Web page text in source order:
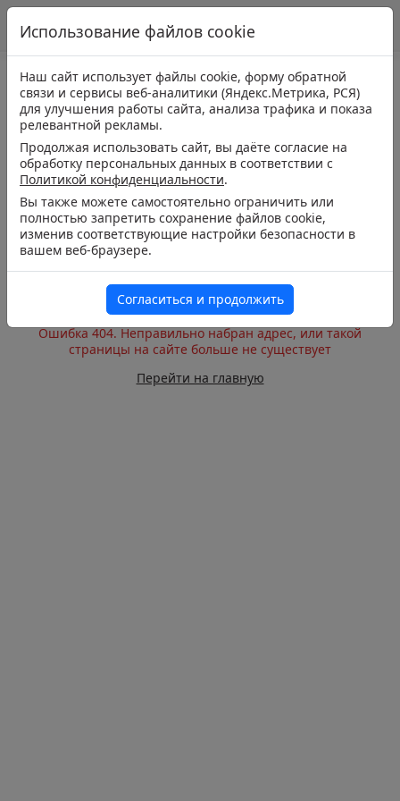
Ошибка 404. Неправильно набран адрес, или такой
страницы на сайте больше не существует
Перейти на главную
Использование файлов cookie
Наш сайт использует файлы cookie, форму обратной
связи и сервисы веб-аналитики (Яндекс.Метрика, РСЯ)
для улучшения работы сайта, анализа трафика и показа
релевантной рекламы.
Продолжая использовать сайт, вы даёте согласие на
обработку персональных данных в соответствии с
Политикой конфиденциальности.
Вы также можете самостоятельно ограничить или
полностью запретить сохранение файлов cookie,
изменив соответствующие настройки безопасности в
вашем веб-браузере.
Согласиться и продолжить